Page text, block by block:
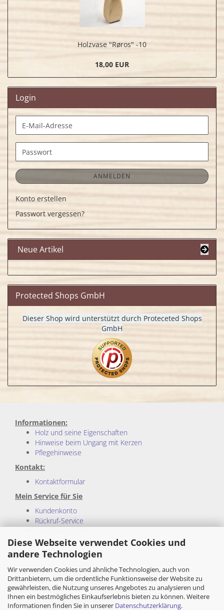
Diese Webseite verwendet Cookies und
andere Technologien
Wir verwenden Cookies und ähnliche Technologien, auch von
Drittanbietern, um die ordentliche Funktionsweise der Website zu
gewährleisten, die Nutzung unseres Angebotes zu analysieren und
Ihnen ein bestmögliches Einkaufserlebnis bieten zu können. Weitere
Informationen finden Sie in unserer Datenschutzerklärung.
Holzvase "Røros" -10
18,00 EUR
Login
E-
Mail-
Adresse
Passwort
ANMELDEN
Konto erstellen
Passwort vergessen?
Neue Artikel
Protected Shops GmbH
Dieser Shop wird unterstützt durch Proteceted Shops
GmbH
Informationen:
Holz und seine Eigenschaften
Hinweise beim Ungang mit Kerzen
Pflegehinweise
Kontakt:
Kontaktformular
Mein Service für Sie
Kundenkonto
Rückruf-Service
Sitemap
Rechtliches:
Impressum
Allgemeine Geschäftsbedingungen
Privatsphäre und Datenschutz
Cookie Einstellungen